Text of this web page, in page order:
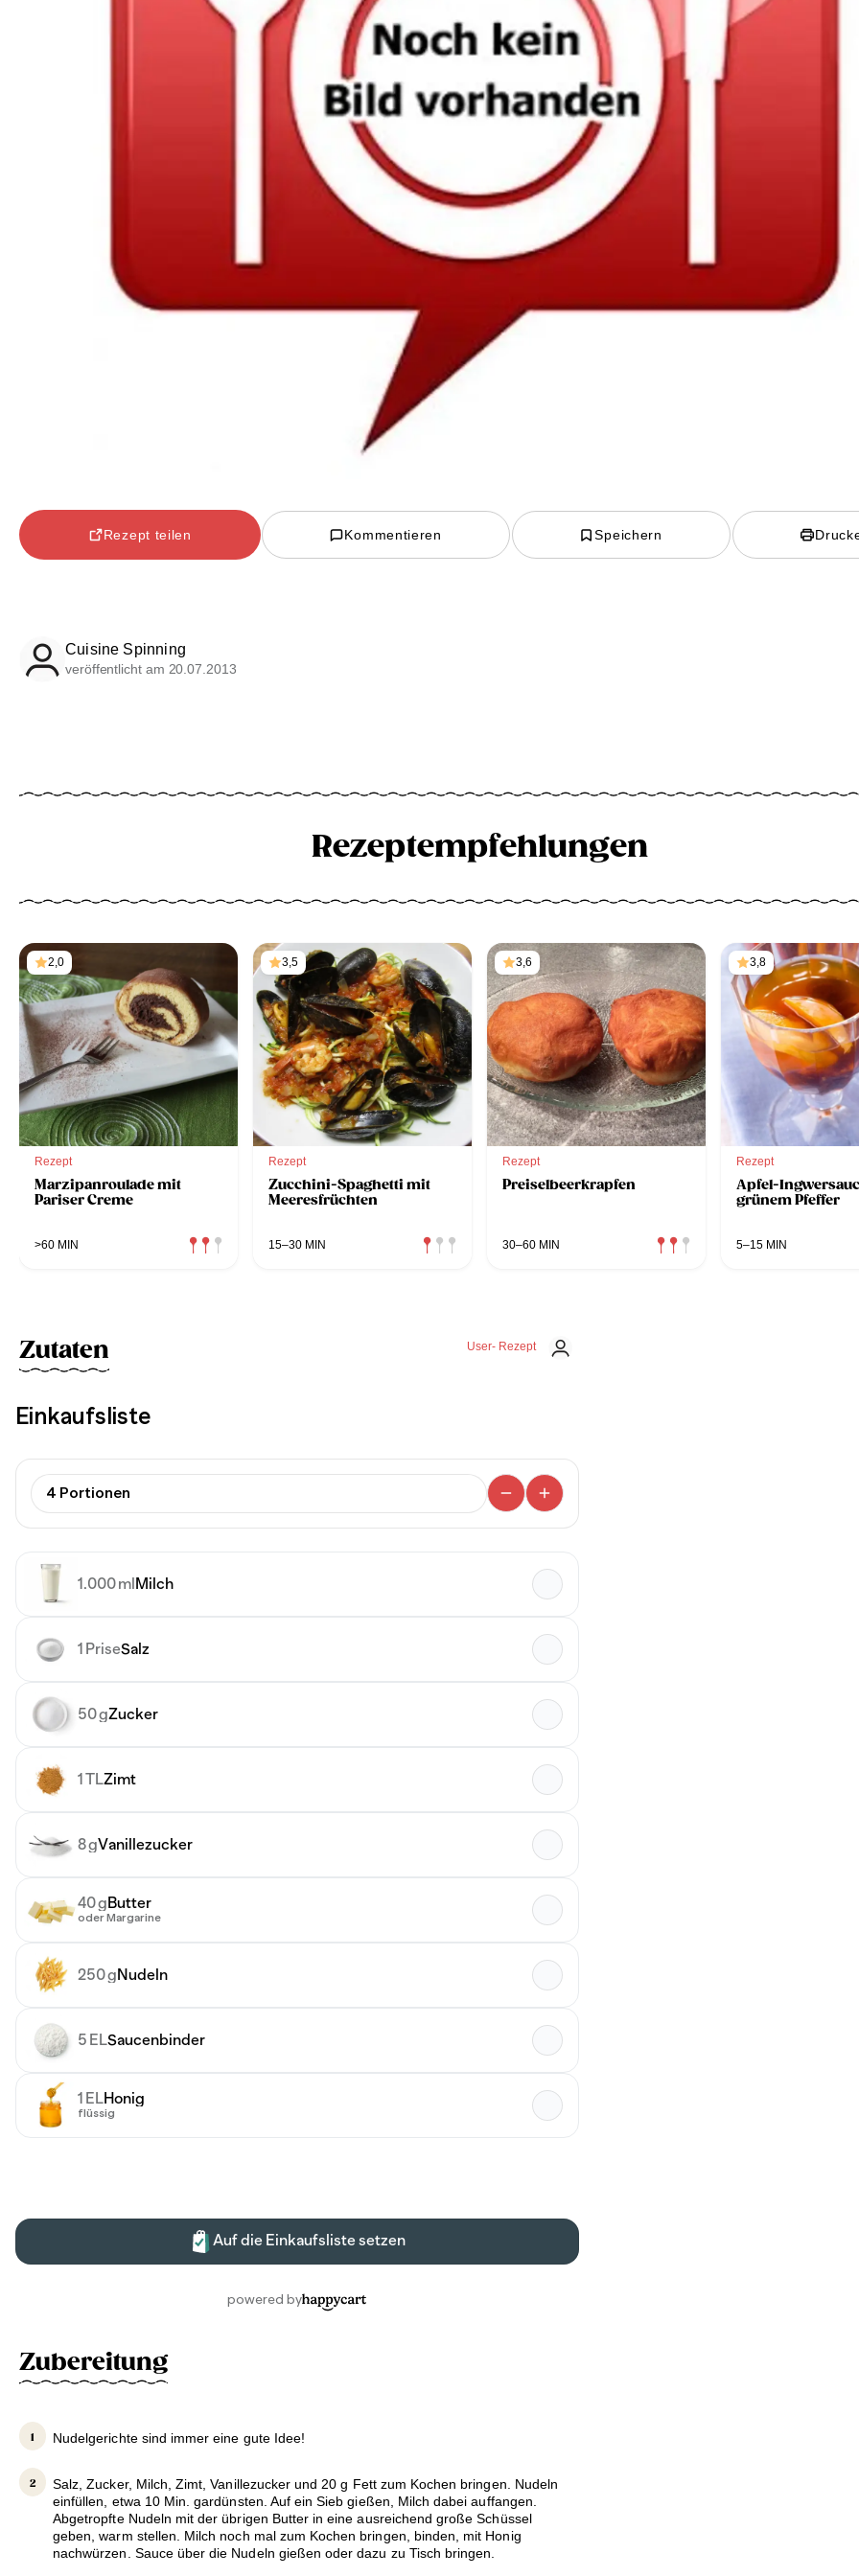
Rezept teilen Kommentieren Speichern
Cuisine Spinning
veröffentlicht am 20.07.2013
Rezeptempfehlungen
2,0
Rezept
Marzipanroulade mit
Pariser Creme
>60 MIN
3,5
Rezept
Zucchini-Spaghetti mit
Meeresfrüchten
15–30 MIN
3,6
Rezept
Preiselbeerkrapfen
30–60 MIN
3,8
Rezept
Apfel-
grünem Pfeffer
5–15 MIN
User- Rezept
Zutaten
Zubereitung
Nudelgerichte sind immer eine gute Idee!
Salz, Zucker, Milch, Zimt, Vanillezucker und 20 g Fett zum Kochen bringen. Nudeln
einfüllen, etwa 10 Min. gardünsten. Auf ein Sieb gießen, Milch dabei auffangen.
Abgetropfte Nudeln mit der übrigen Butter in eine ausreichend große Schüssel
geben, warm stellen. Milch noch mal zum Kochen bringen, binden, mit Honig
nachwürzen. Sauce über die Nudeln gießen oder dazu zu Tisch bringen.